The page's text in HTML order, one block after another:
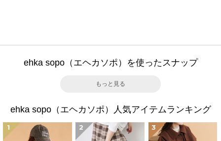
ehka sopo（エヘカソポ）を使ったスナップ
もっと見る
ehka sopo（エヘカソポ）人気アイテムランキング
1 2 3